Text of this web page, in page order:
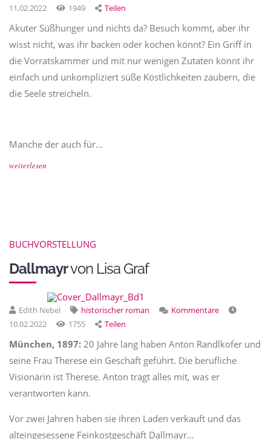
11.02.2022
1949 Teilen
Akuter Süßhunger und nichts da? Besuch kommt, aber ihr
wisst nicht, was ihr backen oder kochen könnt? Ein Griff in
die Vorratskammer und mit nur wenigen Zutaten könnt ihr
einfach und unkompliziert süße Köstlichkeiten zaubern, die
die Seele streicheln.
Manche der auch für…
weiterlesen
BUCHVORSTELLUNG
Dallmayrvon Lisa Graf
Edith Nebel historischer roman
Kommentare
10.02.2022
1755 Teilen
München, 1897: 20 Jahre lang haben Anton Randlkofer und
seine Frau Therese ein Geschäft geführt. Die berufliche
Visionärin ist Therese. Anton trägt alles mit, was er
verantworten kann.
Vor zwei Jahren haben sie ihren Laden verkauft und das
alteingesessene Feinkostgeschäft Dallmayr…